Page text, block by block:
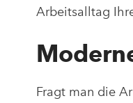
Arbeitsalltag
Fragt man die